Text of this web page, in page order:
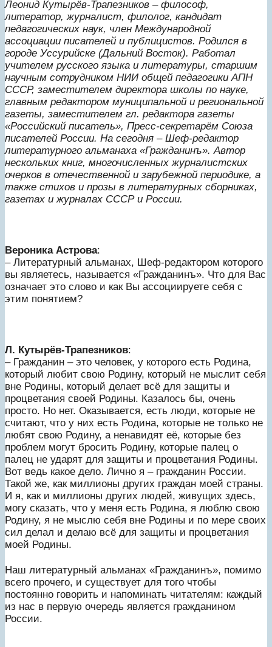
Леонид Кутырёв-Трапезников – философ,
литератор, журналист, филолог, кандидат
педагогических наук, член Международной
ассоциации писателей и публицистов. Родился в
городе Уссурийске (Дальний Восток). Работал
учителем русского языка и литературы, старшим
научным сотрудником НИИ общей педагогики АПН
СССР, заместителем директора школы по науке,
главным редактором муниципальной и региональной
газеты, заместителем гл. редактора газеты
«Российский писатель», Пресс-секретарём Союза
писателей России. На сегодня – Шеф-редактор
литературного альманаха «Гражданинъ». Автор
нескольких книг, многочисленных журналистских
очерков в отечественной и зарубежной периодике, а
также стихов и прозы в литературных сборниках,
газетах и журналах СССР и России.
Вероника Астрова:
– Литературный альманах, Шеф-редактором которого
вы являетесь, называется «Гражданинъ». Что для Вас
означает это слово и как Вы ассоциируете себя с
этим понятием?
Л. Кутырёв-Трапезников:
– Гражданин – это человек, у которого есть Родина,
который любит свою Родину, который не мыслит себя
вне Родины, который делает всё для защиты и
процветания своей Родины. Казалось бы, очень
просто. Но нет. Оказывается, есть люди, которые не
считают, что у них есть Родина, которые не только не
любят свою Родину, а ненавидят её, которые без
проблем могут бросить Родину, которые палец о
палец не ударят для защиты и процветания Родины.
Вот ведь какое дело. Лично я – гражданин России.
Такой же, как миллионы других граждан моей страны.
И я, как и миллионы других людей, живущих здесь,
могу сказать, что у меня есть Родина, я люблю свою
Родину, я не мыслю себя вне Родины и по мере своих
сил делал и делаю всё для защиты и процветания
моей Родины.
Наш литературный альманах «Гражданинъ», помимо
всего прочего, и существует для того чтобы
постоянно говорить и напоминать читателям: каждый
из нас в первую очередь является гражданином
России.